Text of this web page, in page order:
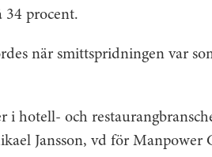
34 procent.
när smittspridningen var
i hotell- och
Jansson, vd för Manpower